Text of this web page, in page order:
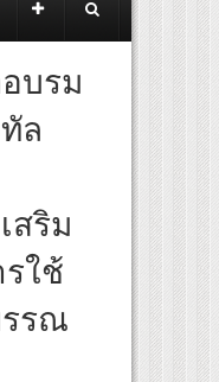
ชาติไทย 15 ส.ค.นี้
ใน “หอมแผ่นดินฯ”
นังไทยในรอบปฐมทัศน์โลก ณ เท
นความสยอง!
” ประกบคู่ครั้งสำคัญ ชวนแฟนปักห
บรม
ล
สริม
ใช้
รรณ